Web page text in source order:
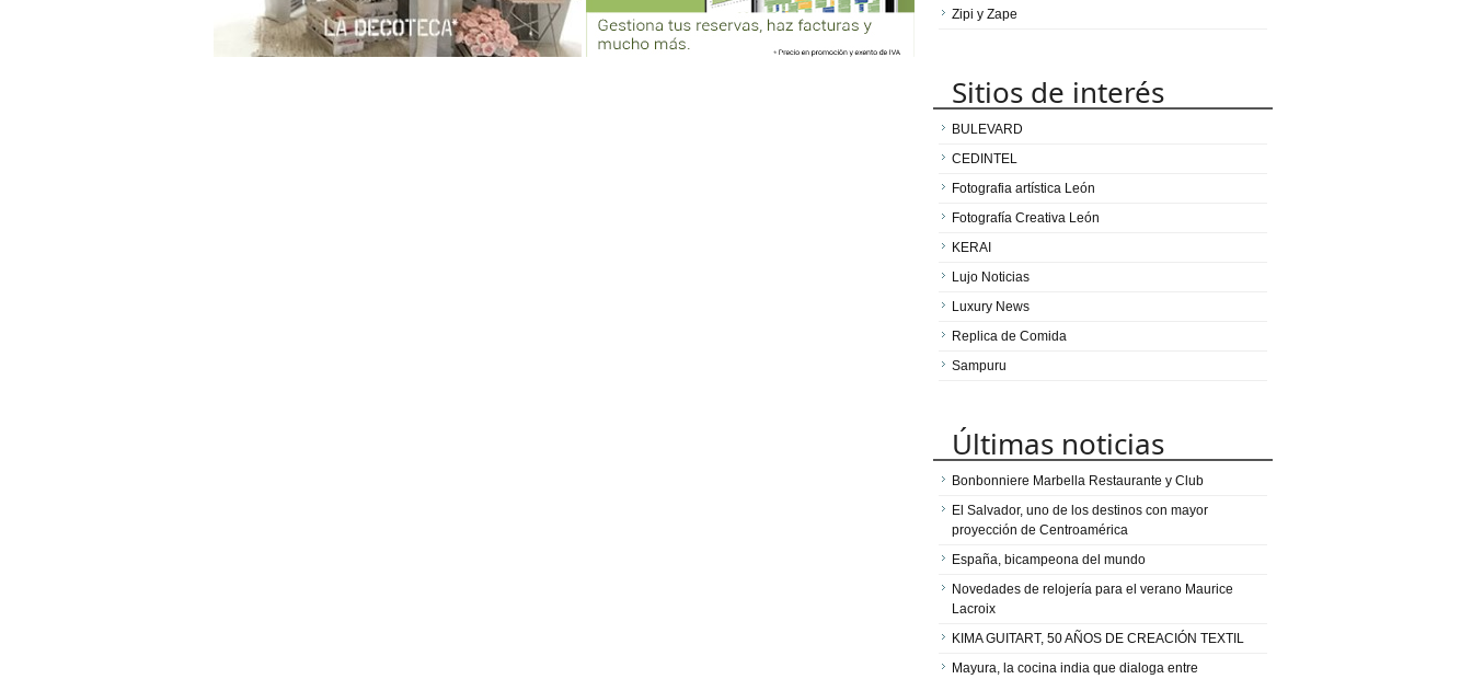
Zipi y Zape
Sitios de interés
BULEVARD
CEDINTEL
Fotografia artística León
Fotografía Creativa León
KERAI
Lujo Noticias
Luxury News
Replica de Comida
Sampuru
Últimas noticias
Bonbonniere Marbella Restaurante y Club
El Salvador, uno de los destinos con mayor
proyección de Centroamérica
España, bicampeona del mundo
Novedades de relojería para el verano Maurice
Lacroix
KIMA GUITART, 50 AÑOS DE CREACIÓN TEXTIL
Mayura, la cocina india que dialoga entre